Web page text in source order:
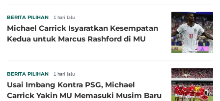
BERITA PILIHAN 1 hari lalu
Michael Carrick Isyaratkan Kesempatan
Kedua untuk Marcus Rashford di MU
BERITA PILIHAN 1 hari lalu
Usai Imbang Kontra PSG, Michael
Carrick Yakin MU Memasuki Musim Baru